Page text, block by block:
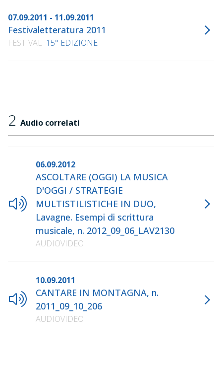
07.09.2011 - 11.09.2011
Festivaletteratura 2011
FESTIVAL 15° EDIZIONE
2 Audio correlati
06.09.2012
ASCOLTARE (OGGI) LA MUSICA
D'OGGI / STRATEGIE
MULTISTILISTICHE IN DUO,
Lavagne. Esempi di scrittura
musicale, n. 2012_09_06_LAV2130
AUDIOVIDEO
10.09.2011
CANTARE IN MONTAGNA, n.
2011_09_10_206
AUDIOVIDEO